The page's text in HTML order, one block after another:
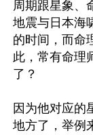
周期跟星象、
地震与日本海
的时间，而命
此，常有命理
了？
因为他对应的
地方了，举例